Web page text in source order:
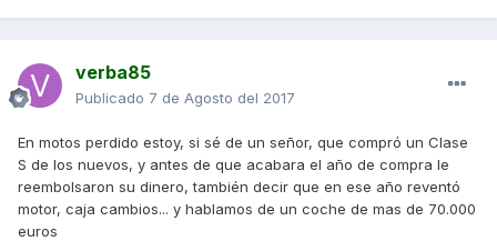
verba85
Publicado 7 de Agosto del 2017
En motos perdido estoy, si sé de un señor, que compró un Clase
S de los nuevos, y antes de que acabara el año de compra le
reembolsaron su dinero, también decir que en ese año reventó
motor, caja cambios... y hablamos de un coche de mas de 70.000
euros